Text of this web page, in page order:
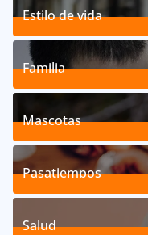
Estilo de vida
Familia
Mascotas
Pasatiempos
Salud